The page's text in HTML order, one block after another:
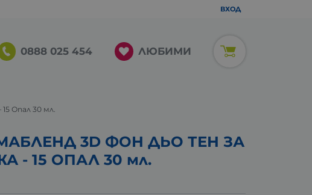
ВХОД
0888 025 454 ЛЮБИМИ
Опал 30 мл.
3D ФОН ДЬО ТЕН ЗА
- 15 ОПАЛ 30 мл.